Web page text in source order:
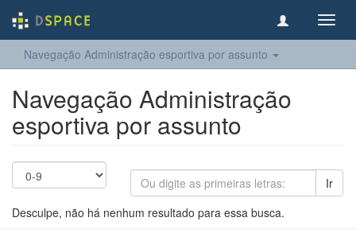
Navegação Administração esportiva por assunto
Navegação Administração
esportiva por assunto
Ir
Desculpe, não há nenhum resultado para essa busca.